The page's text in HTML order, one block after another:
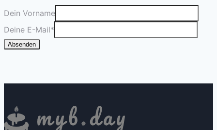
Dein Vorname
Deine E-Mail*
Absenden